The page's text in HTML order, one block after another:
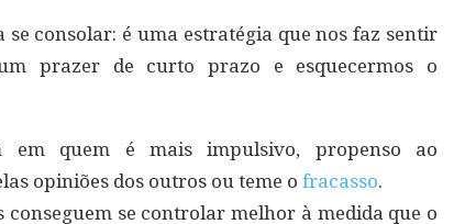
consolar: é uma estratégia que nos faz sentir
prazer de curto prazo e esquecermos o
em quem é mais impulsivo, propenso ao
opiniões dos outros ou teme o fracasso.
conseguem se controlar melhor à medida que o